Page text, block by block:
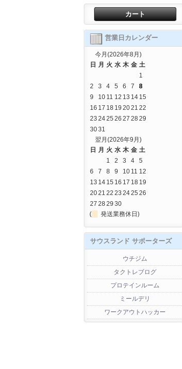
カート
営業日カレンダー
今月(2026年8月)
日 月 火 水 木 金 土
1
2
3 4 5 6 7
8
9
10 11 12 13 14 15
16 17 18 19 2021 22
23 2425 26 27 2829
3031
翌月(2026年9月)
日 月 火 水 木 金 土
1
2 3 4
5
6
7 8 9 10 11 12
13 14 15 16 17 18 19
2021 22 23 2425 26
27 2829 30
(
発送業務休日)
サウスランド サポーターズ
ウチジム
タクトレブログ
プロテインルーム
ミールデリ
ワークアウトハッカー